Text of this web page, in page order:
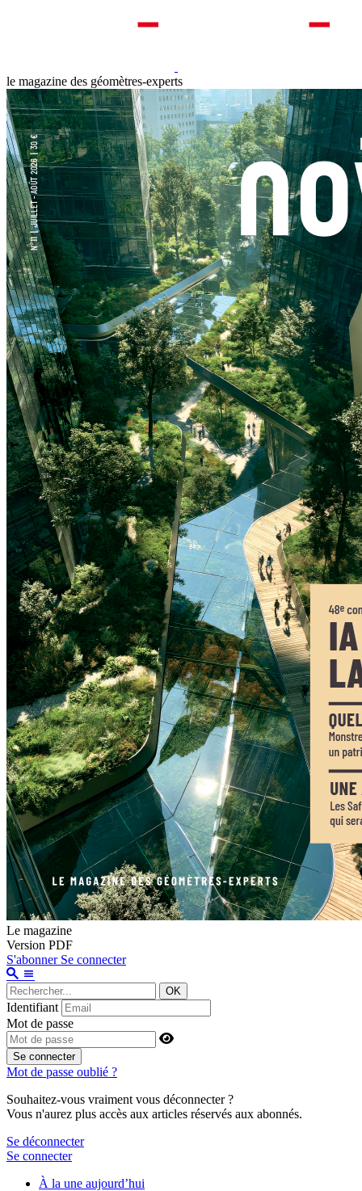
le magazine des géomètres-experts
Le magazine
Version PDF
S'abonner Se connecter
OK
Identifiant
Mot de passe
Se connecter
Mot de passe oublié ?
Souhaitez-vous vraiment vous déconnecter ?
Vous n'aurez plus accès aux articles réservés aux abonnés.
Se déconnecter
Se connecter
À la une aujourd’hui